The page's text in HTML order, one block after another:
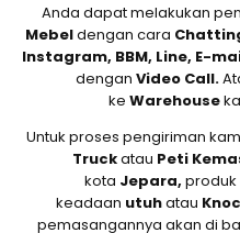
Anda dapat melakukan
Mebeldengan cara
Instagram, BBM, Line, E-
dengan Video Call.
ke Warehouse
Untuk proses pengiriman
Truckatau Peti
kota Jepara, produk
keadaan utuhatau
pemasangannya akan di